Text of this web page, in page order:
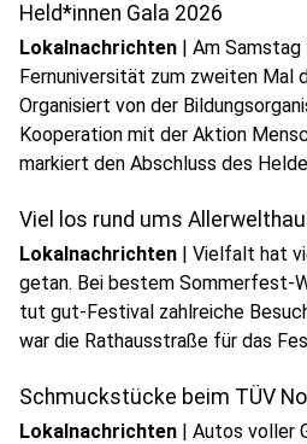
Held*innen Gala 2026
Lokalnachrichten | Am Samstag
Fernuniversität zum zweiten Mal
Organisiert von der
Kooperation mit der Aktion
markiert den Abschluss des
Viel los rund ums
Lokalnachrichten | Vielfalt hat
getan. Bei bestem Sommerfest-
tut gut-Festival zahlreiche
war die Rathausstraße für das
Schmuckstücke beim TÜV
Lokalnachrichten | Autos voller